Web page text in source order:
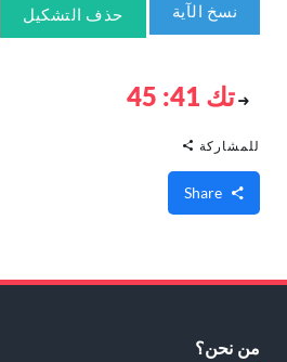
نسخ الآية حذف التشكيل
تك 41: 45
للمشاركة
من نحن؟